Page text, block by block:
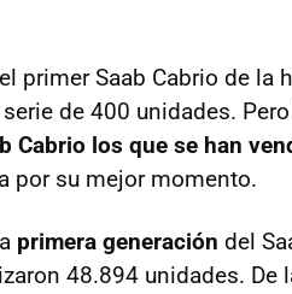
primer Saab Cabrio de
serie de 400 unidades.
Cabrio los que se han
por su mejor momento.
primera generación del
48.894 unidades. De